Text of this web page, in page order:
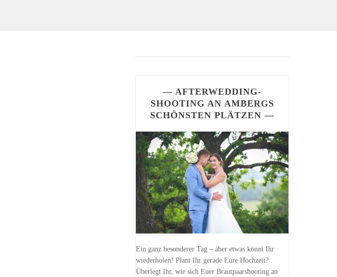
— AFTERWEDDING-
SHOOTING AN AMBERGS
SCHÖNSTEN PLÄTZEN —
Ein ganz besonderer Tag – aber etwas könnt Ihr
wiederholen! Plant Ihr gerade Eure Hochzeit?
Überlegt Ihr, wie sich Euer Brautpaarshooting an